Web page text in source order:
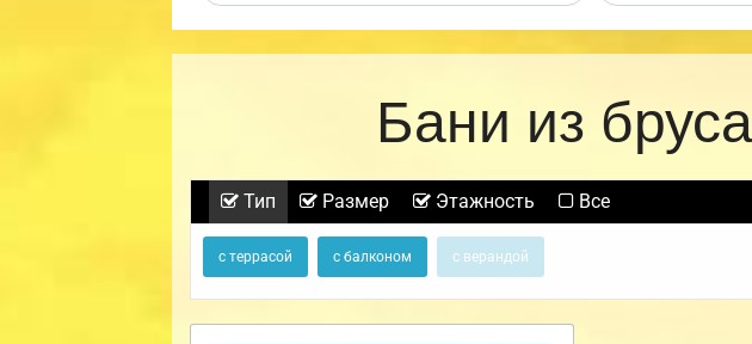
Бани из
Тип Размер Этажность Все
с террасой с балконом с верандой